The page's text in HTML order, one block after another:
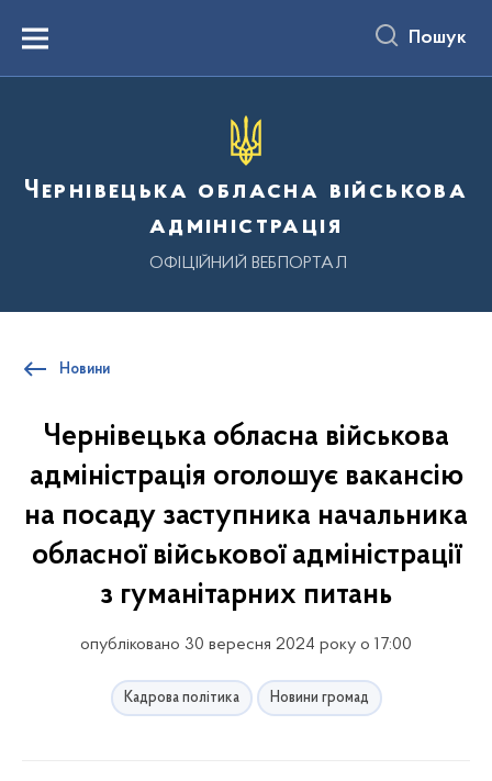
вмістуMenu Пошук
Чернівецька обласна військова
адміністрація
ОФІЦІЙНИЙ ВЕБПОРТАЛ
Новини
Чернівецька обласна військова
адміністрація оголошує вакансію
на посаду заступника начальника
обласної військової адміністрації
з гуманітарних питань
опубліковано 30 вересня 2024 року о 17:00
Кадрова політика Новини громад